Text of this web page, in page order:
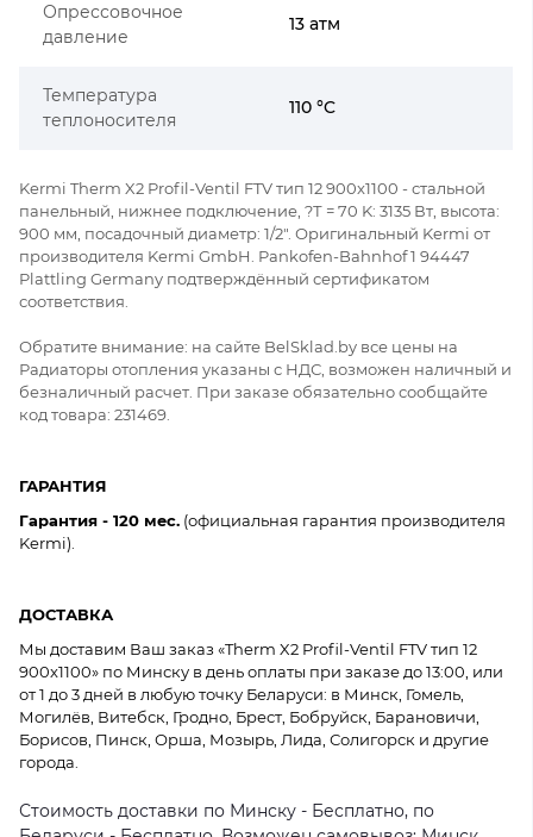
Опрессовочное
давление
13 атм
Температура
теплоносителя
110 °C
Kermi Therm X2 Profil-Ventil FTV тип 12 900x1100 - стальной
панельный, нижнее подключение, ?Т = 70 K: 3135 Вт, высота:
900 мм, посадочный диаметр: 1/2". Оригинальный Kermi от
производителя Kermi GmbH. Pankofen-Bahnhof 1 94447
Plattling Germany подтверждённый сертификатом
соответствия.
Обратите внимание: на сайте BelSklad.by все цены на
Радиаторы отопления указаны с НДС, возможен наличный и
безналичный расчет. При заказе обязательно сообщайте
код товара: 231469.
ГАРАНТИЯ
Гарантия - 120 мес. (официальная гарантия производителя
Kermi).
ДОСТАВКА
Мы доставим Ваш заказ «Therm X2 Profil-Ventil FTV тип 12
900x1100» по Минску в день оплаты при заказе до 13:00, или
от 1 до 3 дней в любую точку Беларуси: в Минск, Гомель,
Могилёв, Витебск, Гродно, Брест, Бобруйск, Барановичи,
Борисов, Пинск, Орша, Мозырь, Лида, Солигорск и другие
города.
Стоимость доставки по Минску - Бесплатно, по